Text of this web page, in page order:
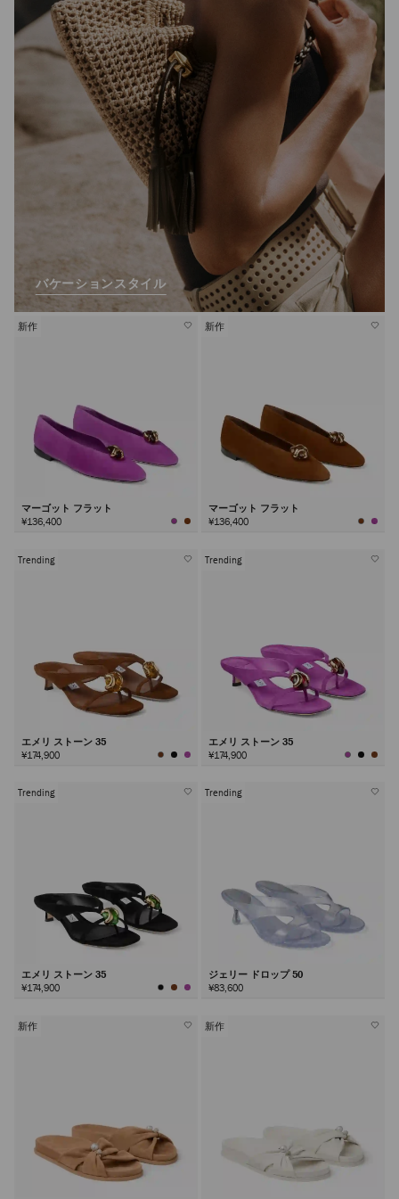
バケーションスタイル
新作
マーゴット フラット
¥136,400
新作
マーゴット フラット
¥136,400
Trending
エメリ ストーン 35
¥174,900
Trending
エメリ ストーン 35
¥174,900
Trending
エメリ ストーン 35
¥174,900
Trending
ジェリー ドロップ 50
¥83,600
新作 新作